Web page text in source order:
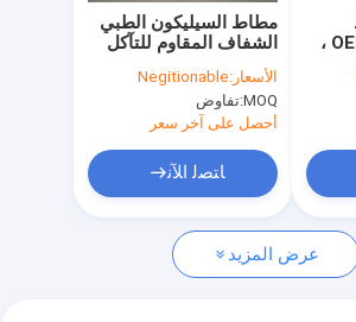
يا
مطاط السيليكون الطبي
الشفاف المقاوم للتآكل
القلوي المقاوم
الأسعار:Negitionable
MOQ: تفاوض
أحصل على آخر سعر
ﺎﺘﺼﻟ ﺍﻶﻧ
مقاومة للماء من OEM ،
عرض المزيد